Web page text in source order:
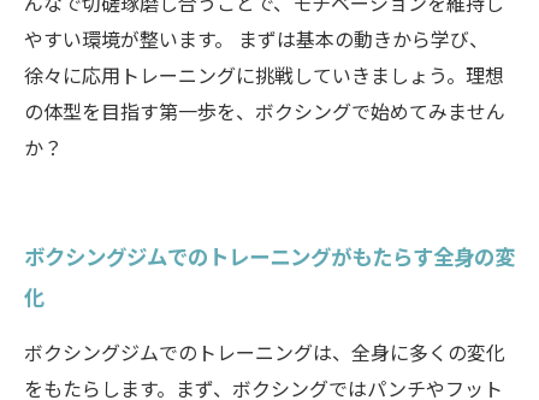
やすい環境が整います。 まずは基本の動きから学び、
徐々に応用トレーニングに挑戦していきましょう。理想
の体型を目指す第一歩を、ボクシングで始めてみません
か？
ボクシングジムでのトレーニングがもたらす全身の変
化
ボクシングジムでのトレーニングは、全身に多くの変化
をもたらします。まず、ボクシングではパンチやフット